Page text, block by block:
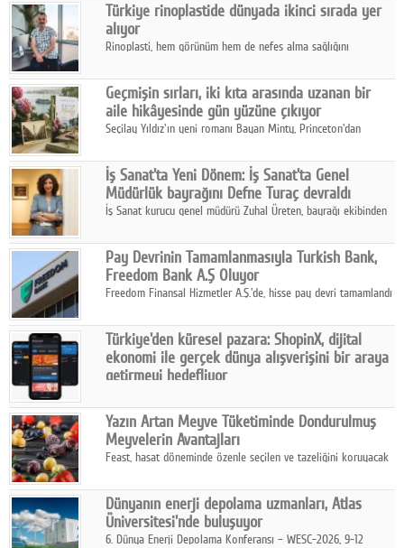
Türkiye rinoplastide dünyada ikinci sırada yer
alıyor
Rinoplasti, hem görünüm hem de nefes alma sağlığını
biri konumunda.
Geçmişin sırları, iki kıta arasında uzanan bir
aile hikâyesinde gün yüzüne çıkıyor
Seçilay Yıldız'ın yeni romanı Bayan Minty, Princeton'dan
katmanlı bir aile hikâyesi anlatıyor.
İş Sanat'ta Yeni Dönem: İş Sanat'ta Genel
Müdürlük bayrağını Defne Turaç devraldı
İş Sanat kurucu genel müdürü Zuhal Üreten, bayrağı ekibinden
Pay Devrinin Tamamlanmasıyla Turkish Bank,
Freedom Bank A.Ş Oluyor
Freedom Finansal Hizmetler A.Ş.'de, hisse pay devri tamamlandı
Turkish Bank'ın ticaret unvanının “Freedom Bank A.Ş.” olmasına
karar verildi.
Türkiye'den küresel pazara: ShopinX, dijital
ekonomi ile gerçek dünya alışverişini bir araya
getirmeyi hedefliyor
ekonomi ile gerçek dünya alışveriş deneyimi arasında köprü
kurmayı hedefleyen vizyonuyla uluslararası pazarlara açılıyor.
Yazın Artan Meyve Tüketiminde Dondurulmuş
Meyvelerin Avantajları
Feast, hasat döneminde özenle seçilen ve tazeliğini koruyacak
pratik, güvenilir ve lezzetli bir alternatif sunuyor.
Dünyanın enerji depolama uzmanları, Atlas
Üniversitesi'nde buluşuyor
6. Dünya Enerji Depolama Konferansı – WESC-2026, 9-12